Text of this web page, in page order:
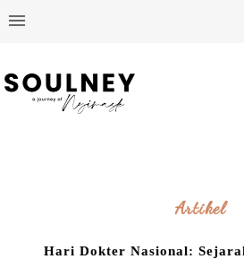
Artikel
Hari Dokter Nasional: